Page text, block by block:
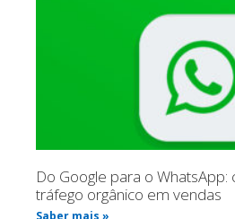
Do Google para o
tráfego orgânico em vendas
Saber mais »